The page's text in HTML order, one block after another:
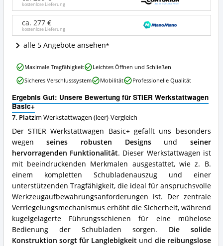
ist
dieser
Werkstattwagen
(leer)
erhältlich?
kostenlose Lieferung
ca. 277 €
kostenlose Lieferung
alle 5 Angebote ansehen
Ergebnis Gut: Unsere Bewertung für STIER Werkstattwagen
Basic+
7. Platzim Werkstattwagen (leer)-Vergleich
Der STIER Werkstattwagen Basic+ gefällt uns besonders
wegenseines robusten Designsund seiner
hervorragenden Funktionalität. Dieser Werkstattwagen ist
mit beeindruckenden Merkmalen ausgestattet, wie z. B.
einem kompletten Schubladenauszug und einer
unterstützenden Tragfähigkeit, die ideal für anspruchsvolle
Werkzeugaufbewahrungsanforderungen ist. Der zentrale
Verriegelungsmechanismus erhöht die Sicherheit, während
kugelgelagerte Führungsschienen für eine mühelose
Bedienung der Schubladen sorgen. Die solide
Konstruktion sorgt für Langlebigkeit und die reibungslose
STIER
Werkstattwagen
Basic+
Was
spricht
für
diesen
Werkstattwagen
(leer)?
Maximale Tragfähigkeit
Leichtes Öffnen und Schließen
Sicheres Verschlusssystem
Mobilität Professionelle Qualität